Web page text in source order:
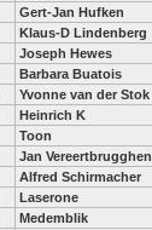
Gert-Jan Hufken
Klaus-D Lindenberg
Joseph Hewes
Barbara Buatois
Yvonne van der Stok
Heinrich K
Toon
Jan Vereertbrugghen
Alfred Schirmacher
Laserone
Medemblik